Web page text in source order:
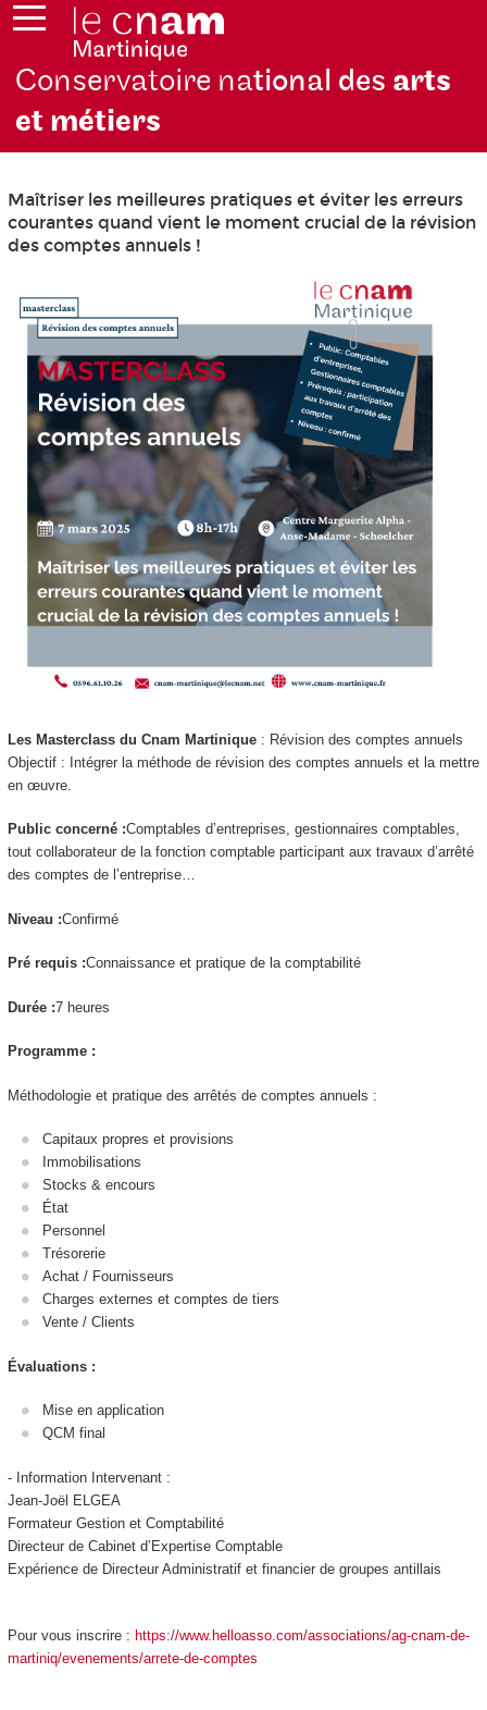
Conservatoire national des arts
et métiers
Maîtriser les meilleures pratiques et éviter les erreurs
courantes quand vient le moment crucial de la révision
des comptes annuels !
Les Masterclass du Cnam Martinique: Révision des comptes annuels
Objectif : Intégrer la méthode de révision des comptes annuels et la mettre
en œuvre.
Public concerné :Comptables d’entreprises, gestionnaires comptables,
tout collaborateur de la fonction comptable participant aux travaux d’arrêté
des comptes de l’entreprise…
Niveau :Confirmé
Pré requis :Connaissance et pratique de la comptabilité
Durée :7 heures
Programme :
Méthodologie et pratique des arrêtés de comptes annuels :
Capitaux propres et provisions
Immobilisations
Stocks & encours
État
Personnel
Trésorerie
Achat / Fournisseurs
Charges externes et comptes de tiers
Vente / Clients
Évaluations :
Mise en application
QCM final
- Information Intervenant :
Jean-Joël ELGEA
Formateur Gestion et Comptabilité
Directeur de Cabinet d’Expertise Comptable
Expérience de Directeur Administratif et financier de groupes antillais
Pour vous inscrire : https://www.helloasso.com/associations/ag-cnam-de-
martiniq/evenements/arrete-de-comptes